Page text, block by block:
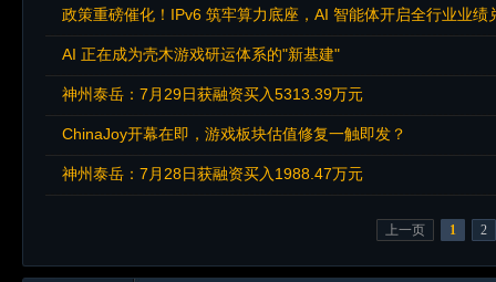
政策重磅催化！IPv6 筑牢算力底座，AI 智能体开启全行业业绩
AI 正在成为壳木游戏研运体系的"新基建"
神州泰岳：7月29日获融资买入5313.39万元
ChinaJoy开幕在即，游戏板块估值修复一触即发？
神州泰岳：7月28日获融资买入1988.47万元
上一页 1 2